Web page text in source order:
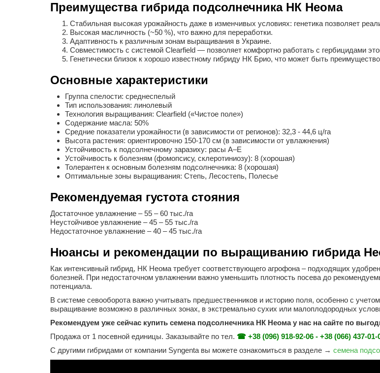
Преимущества гибрида подсолнечника НК Неома
Стабильная высокая урожайность даже в изменчивых условиях: генетика позволяет
Высокая масличность (~50 %), что важно для переработки.
Адаптивность к различным зонам выращивания в Украине.
Совместимость с системой Clearfield — позволяет комфортно работать с гербицидами
Генетически близок к хорошо известному гибриду НК Брио, что может быть
Основные характеристики
Группа спелости: среднеспелый
Тип использования: линолевый
Технология выращивания: Clearfield («Чистое поле»)
Содержание масла: 50%
Средние показатели урожайности (в зависимости от регионов): 32,3 - 44,6 ц/га
Высота растения: ориентировочно 150-170 см (в зависимости от увлажнения)
Устойчивость к подсолнечному заразиху: расы A–E
Устойчивость к болезням (фомопсису, склеротиниозу): 8 (хорошая)
Толерантен к основным болезням подсолнечника: 8 (хорошая)
Оптимальные зоны выращивания: Степь, Лесостепь, Полесье
Рекомендуемая густота стояния
Достаточное увлажнение – 55 – 60 тыс./га
Неустойчивое увлажнение – 45 – 55 тыс./га
Недостаточное увлажнение – 40 – 45 тыс./га
Нюансы и рекомендации по выращиванию гибрида
Как интенсивный гибрид, НК Неома требует соответствующего агрофона – подходящих
болезней. При недостаточном увлажнении важно уменьшить плотность посева до
потенциала.
В системе севооборота важно учитывать предшественников и историю поля, особенно с
выращивание возможно в различных зонах, в экстремально сухих или малоплодородных
Рекомендуем уже сейчас купить семена подсолнечника НК Неома у нас на сайте по
Продажа от 1 посевной единицы. Заказывайте по тел. ☎ +38 (096) 918-92-06 - +38 (066) 437-01-
С другими гибридами от компании Syngenta вы можете ознакомиться в разделе → семена